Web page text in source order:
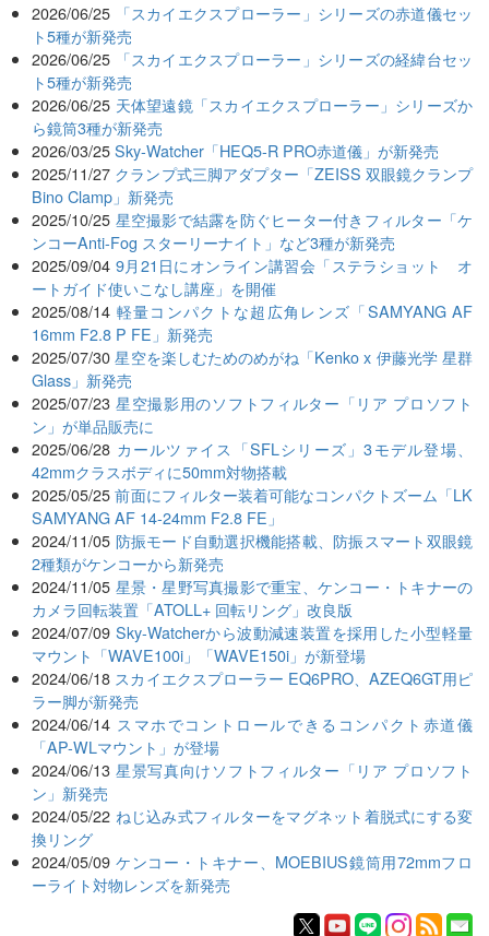
2026/06/25
「スカイエクスプローラー」シリーズの赤道儀セッ
ト5種が新発売
2026/06/25
「スカイエクスプローラー」シリーズの経緯台セッ
ト5種が新発売
2026/06/25 天体望遠鏡「スカイエクスプローラー」シリーズか
ら鏡筒3種が新発売
2026/03/25 Sky-Watcher「HEQ5-R PRO赤道儀」が新発売
2025/11/27 クランプ式三脚アダプター「ZEISS 双眼鏡クランプ
Bino Clamp」新発売
2025/10/25 星空撮影で結露を防ぐヒーター付きフィルター「ケ
ンコーAnti-Fog スターリーナイト」など3種が新発売
2025/09/04 9月21日にオンライン講習会「ステラショット オ
ートガイド使いこなし講座」を開催
2025/08/14 軽量コンパクトな超広角レンズ「SAMYANG AF
16mm F2.8 P FE」新発売
2025/07/30 星空を楽しむためのめがね「Kenko x 伊藤光学 星群
Glass」新発売
2025/07/23 星空撮影用のソフトフィルター「リア プロソフト
ン」が単品販売に
2025/06/28 カールツァイス「SFLシリーズ」3モデル登場、
42mmクラスボディに50mm対物搭載
2025/05/25 前面にフィルター装着可能なコンパクトズーム「LK
SAMYANG AF 14-24mm F2.8 FE」
2024/11/05 防振モード自動選択機能搭載、防振スマート双眼鏡
2種類がケンコーから新発売
2024/11/05 星景・星野写真撮影で重宝、ケンコー・トキナーの
カメラ回転装置「ATOLL+ 回転リング」改良版
2024/07/09 Sky-Watcherから波動減速装置を採用した小型軽量
マウント「WAVE100i」「WAVE150i」が新登場
2024/06/18 スカイエクスプローラー EQ6PRO、AZEQ6GT用ピ
ラー脚が新発売
2024/06/14 スマホでコントロールできるコンパクト赤道儀
「AP-WLマウント」が登場
2024/06/13 星景写真向けソフトフィルター「リア プロソフト
ン」新発売
2024/05/22 ねじ込み式フィルターをマグネット着脱式にする変
換リング
2024/05/09 ケンコー・トキナー、MOEBIUS鏡筒用72mmフロ
ーライト対物レンズを新発売